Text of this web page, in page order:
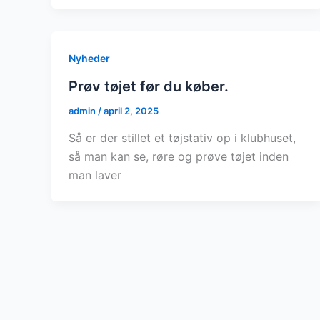
Nyheder
Prøv tøjet før du køber.
admin /april 2, 2025
Så er der stillet et tøjstativ op i klubhuset,
så man kan se, røre og prøve tøjet inden
man laver